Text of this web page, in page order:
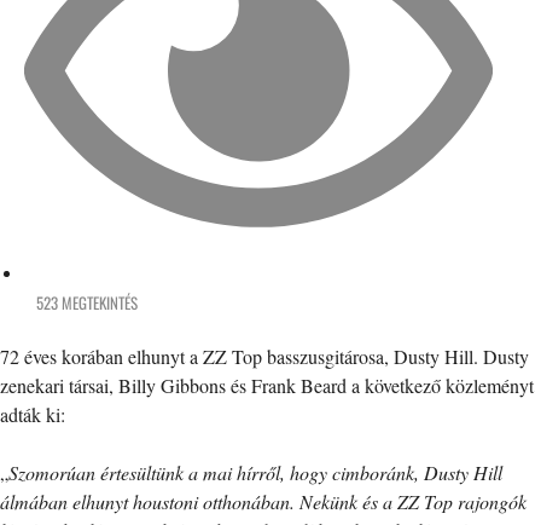
523 MEGTEKINTÉS
72 éves korában elhunyt a ZZ Top basszusgitárosa, Dusty Hill. Dusty
zenekari társai, Billy Gibbons és Frank Beard a következő közleményt
adták ki:
„Szomorúan értesültünk a mai hírről, hogy cimboránk, Dusty Hill
álmában elhunyt houstoni otthonában. Nekünk és a ZZ Top rajongók